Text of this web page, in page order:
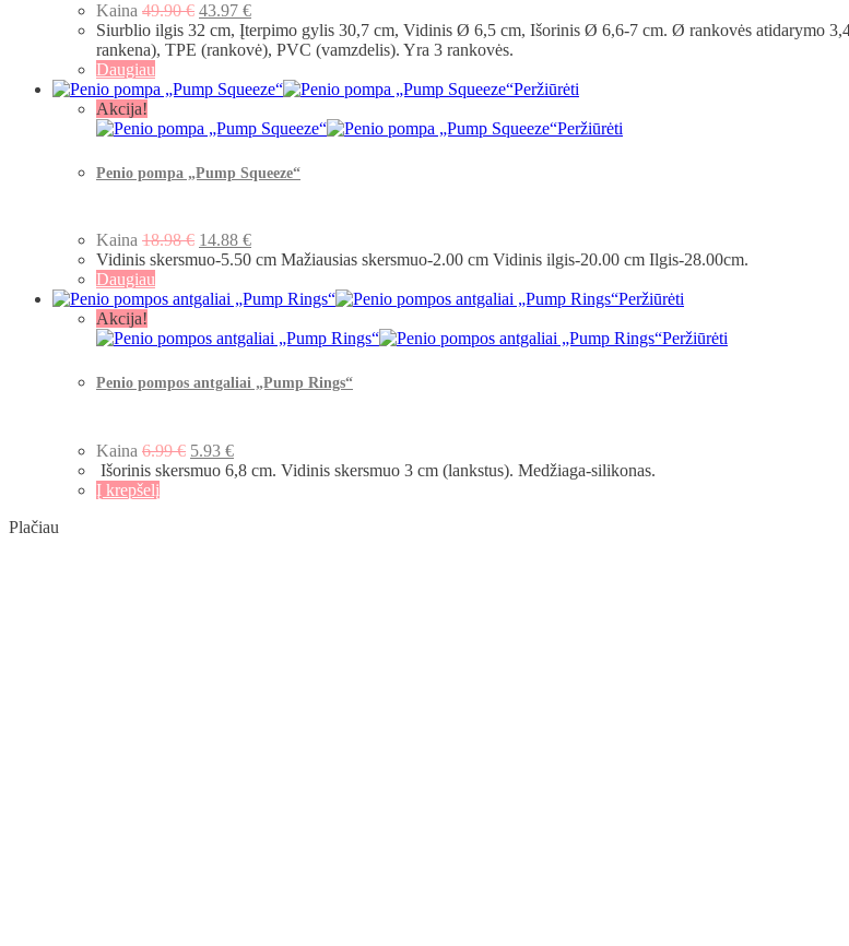
Kaina 49.90€ 43.97 €
Siurblio ilgis 32 cm, Įterpimo gylis 30,7 cm, Vidinis Ø 6,5 cm, Išorinis Ø 6,6-7 cm. Ø rankovės atidarymo
rankena), TPE (rankovė), PVC (vamzdelis). Yra 3 rankovės.
Daugiau
Peržiūrėti
Akcija!
Peržiūrėti
Penio pompa „Pump Squeeze“
Kaina 18.98€ 14.88 €
Vidinis skersmuo-5.50 cm Mažiausias skersmuo-2.00 cm Vidinis ilgis-20.00 cm Ilgis-28.00cm.
Daugiau
Peržiūrėti
Akcija!
Peržiūrėti
Penio pompos antgaliai „Pump Rings“
Kaina 6.99€ 5.93 €
Išorinis skersmuo 6,8 cm. Vidinis skersmuo 3 cm (lankstus). Medžiaga-silikonas.
Į krepšelį
Plačiau